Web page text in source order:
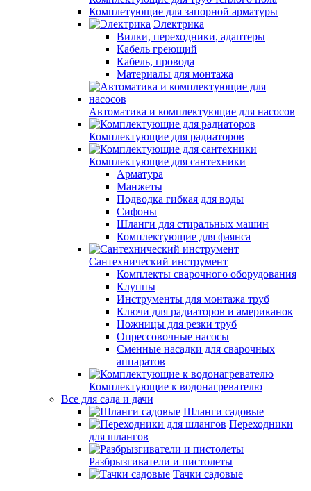
Комплетующие для запорной арматуры
Электрика
Вилки, переходники, адаптеры
Кабель греющий
Кабель, провода
Материалы для монтажа
Автоматика и комплектующие для насосов
Комплектующие для радиаторов
Комплектующие для сантехники
Арматура
Манжеты
Подводка гибкая для воды
Сифоны
Шланги для стиральных машин
Комплектующие для фаянса
Сантехнический инструмент
Комплекты сварочного оборудования
Клуппы
Инструменты для монтажа труб
Ключи для радиаторов и американок
Ножницы для резки труб
Опрессовочные насосы
Сменные насадки для сварочных
аппаратов
Комплектующие к водонагревателю
Все для сада и дачи
Шланги садовые
Переходники
для шлангов
Разбрызгиватели и пистолеты
Тачки садовые